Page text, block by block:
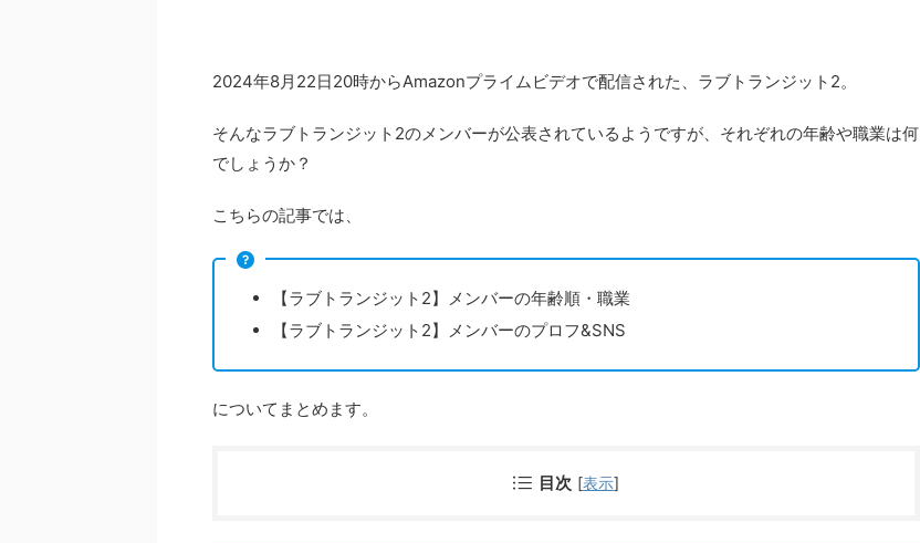
2024年8月22日20時からAmazonプライムビデオで配信された、ラブトランジット2。
そんなラブトランジット2のメンバーが公表されているようですが、それぞれの年齢や職業は何
でしょうか？
こちらの記事では、
【ラブトランジット2】メンバーの年齢順・職業
【ラブトランジット2】メンバーのプロフ&SNS
についてまとめます。
目次 [表示]